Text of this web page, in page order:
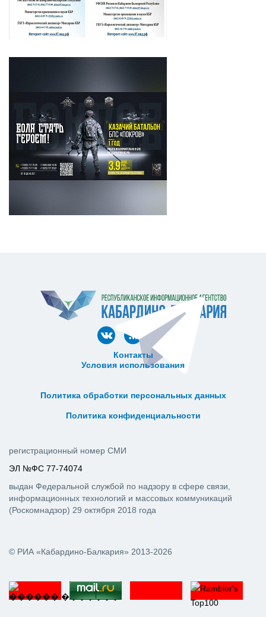
Контакты
Условия использования
Политика обработки персональных данных
Политика конфиденциальности
© РИА «Кабардино-Балкария» 2013-2026
регистрационный номер СМИ
ЭЛ №ФС 77-74074
выдан Федеральной службой по надзору в сфере связи,
информационных технологий и массовых коммуникаций
(Роскомнадзор) 29 октября 2018 года